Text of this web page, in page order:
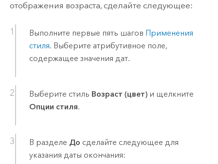
отображения возраста, сделайте следующее:
Выполните первые пять шагов Применения
стиля. Выберите атрибутивное поле,
содержащее значения дат.
Выберите стиль Возраст (цвет)и щелкните
Опции стиля.
В разделе До сделайте следующее для
указания даты окончания: